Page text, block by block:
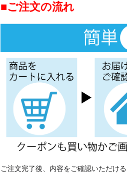
ご注文の流れ
ご注文完了後、内容をご確認いただけ